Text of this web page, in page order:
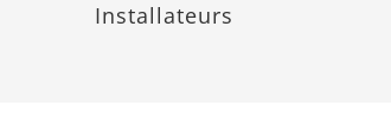
Installateurs